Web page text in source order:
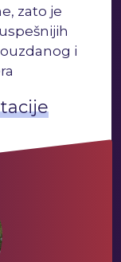
zato je
i